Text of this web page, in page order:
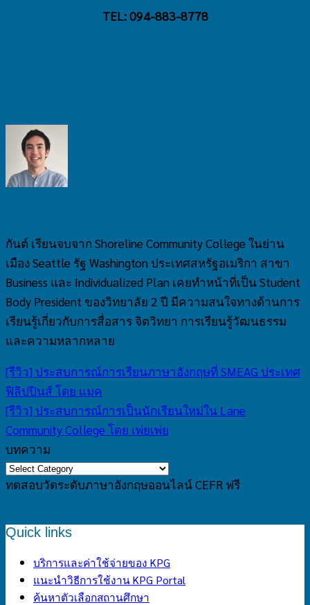
TEL: 094-883-8778
กันต์ เรียนจบจาก Shoreline Community College ในย่าน
เมือง Seattle รัฐ Washington ประเทศสหรัฐอเมริกา สาขา
Business และ Individualized Plan เคยทำหน้าที่เป็น Student
Body President ของวิทยาลัย 2 ปี มีความสนใจทางด้านการ
เรียนรู้เกี่ยวกับการสื่อสาร จิตวิทยา การเรียนรู้วัฒนธรรม
และความหลากหลาย
[รีวิว] ประสบการณ์การเรียนภาษาอังกฤษที่ SMEAG ประเทศ
ฟิลิปปินส์ โดย แมค
[รีวิว] ประสบการณ์การเป็นนักเรียนใหม่ใน Lane
Community College โดย เพ่ยเพ่ย
บทความ
บทความ
ทดสอบวัดระดับภาษาอังกฤษออนไลน์​ CEFR ฟรี
Quick links
บริการและค่าใช้จ่ายของ KPG
แนะนำวิธีการใช้งาน KPG Portal
ค้นหาตัวเลือกสถานศึกษา